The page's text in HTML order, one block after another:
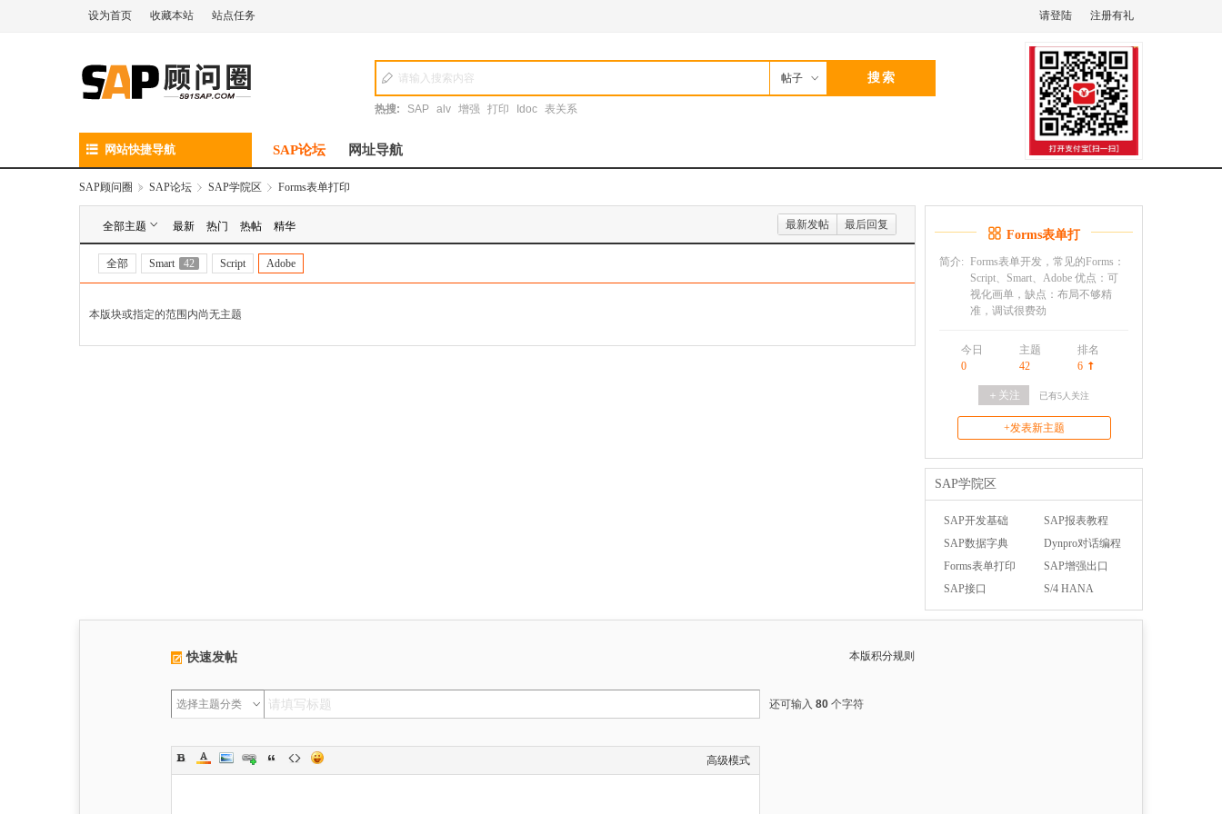
设为首页 收藏本站 站点任务 请登陆 注册有礼
帖子
热搜: SAP alv 增强 打印 Idoc 表关系
网站快捷导航 SAP论坛 网址导航
SAP顾问圈 » SAP论坛 › SAP学院区 › Forms表单打印
全部主题 最新 热门 热帖 精华 最新发帖 最后回复
全部 Smart 42 Script Adobe
本版块或指定的范围内尚无主题
Forms表单打
印
简介: Forms表单开发，常见的Forms：
Script、Smart、Adobe 优点：可
视化画单，缺点：布局不够精
准，调试很费劲
今日
0
主题
42
排名
6
＋关注 已有5 人关注
+发表新主题
SAP学院区
SAP开发基础
SAP报表教程
SAP数据字典
Dynpro对话编程
Forms表单打印
SAP增强出口
SAP接口
S/4 HANA
快速发帖 本版积分规则
选择主题分类 还可输入 80 个字符
高级模式